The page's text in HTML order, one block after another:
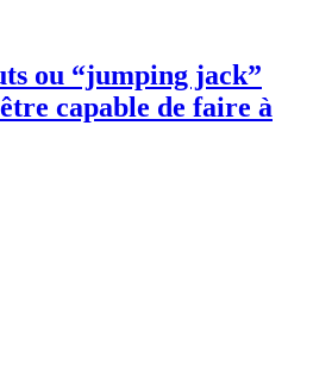
ou “jumping jack”
capable de faire à